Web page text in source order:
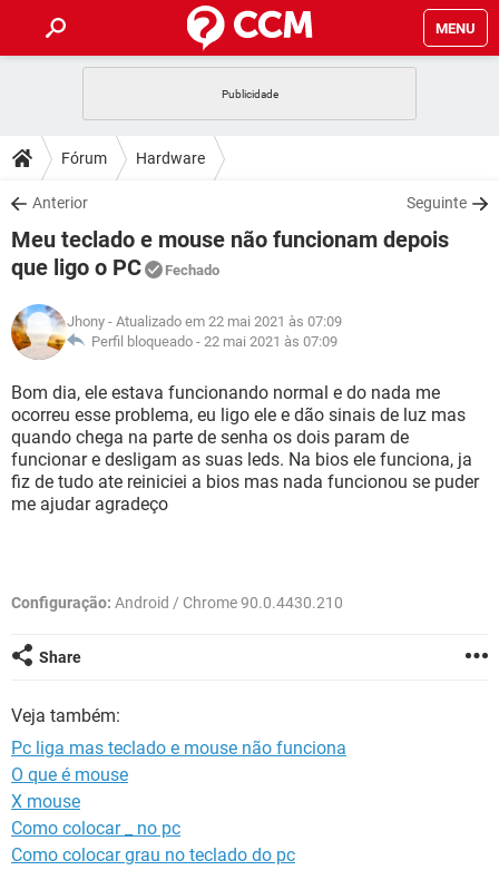
MENU
CELULAR
OUTLOOK
INSTAGRAM GMAIL
GUIA DE COMPRAS
DICAS
JOGOS
OUTLOOK
GUIA DE COMPRAS
DOWNLOADS
JOGOS WHATSAPP
CELULAR
OUTLOOK EXCEL
INSTAGRAM
GUIA DE COMPRAS
FÓRUM
CELULAR FACEBOOK
INSTAGRAM GMAIL
GUIA DE COMPRAS
GLOSSÁRIO
JOGOS
CELULAR FACEBOOK
OUTLOOK EXCEL
INSTAGRAM GMAIL
GUIA DE COMPRAS
Fórum Hardware
Anterior Seguinte
Meu teclado e mouse não funcionam depois
que ligo o PC
Fechado
Jhony - Atualizado em 22 mai 2021 às 07:09
Perfil bloqueado - 22 mai 2021 às 07:09
Bom dia, ele estava funcionando normal e do nada me
ocorreu esse problema, eu ligo ele e dão sinais de luz mas
quando chega na parte de senha os dois param de
funcionar e desligam as suas leds. Na bios ele funciona, ja
fiz de tudo ate reiniciei a bios mas nada funcionou se puder
me ajudar agradeço
Configuração: Android / Chrome 90.0.4430.210
Share
Veja também:
Pc liga mas teclado e mouse não funciona
O que é mouse
X mouse
Como colocar _ no pc
Como colocar grau no teclado do pc